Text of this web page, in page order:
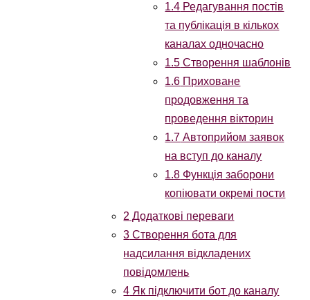
1.4 Редагування постів
та публікація в кількох
каналах одночасно
1.5 Створення шаблонів
1.6 Приховане
продовження та
проведення вікторин
1.7 Автоприйом заявок
на вступ до каналу
1.8 Функція заборони
копіювати окремі пости
2 Додаткові переваги
3 Створення бота для
надсилання відкладених
повідомлень
4 Як підключити бот до каналу